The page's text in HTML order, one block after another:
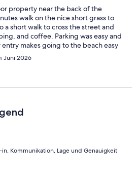
property near the back of the
walk on the nice short grass to
a short walk to cross the street and
and coffee. Parking was easy and
makes going to the beach easy
and made it easy to sleep at night
Finally, the host was a great
group of 3 (2 in bedroom, teenaged
Juni 2026
Kommunikation, Lage und Genauigkeit